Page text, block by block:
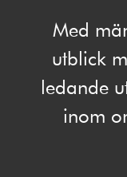
Med
utblick
ledande
inom